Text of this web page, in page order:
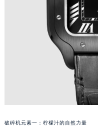
破碎机元素一：柠檬汁的自然力量